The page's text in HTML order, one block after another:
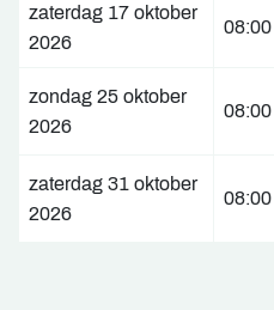
zaterdag 17 oktober
2026
08:00
zondag 25 oktober
2026
08:00
zaterdag 31 oktober
2026
08:00